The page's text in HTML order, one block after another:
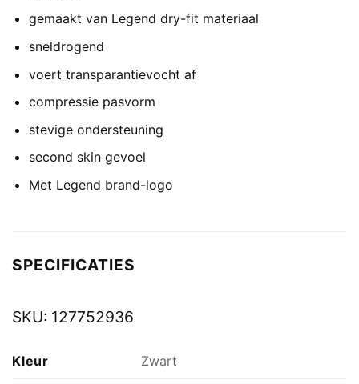
gemaakt van Legend dry-fit materiaal
sneldrogend
voert transparantievocht af
compressie pasvorm
stevige ondersteuning
second skin gevoel
Met Legend brand-logo
SPECIFICATIES
SKU: 127752936
Kleur Zwart